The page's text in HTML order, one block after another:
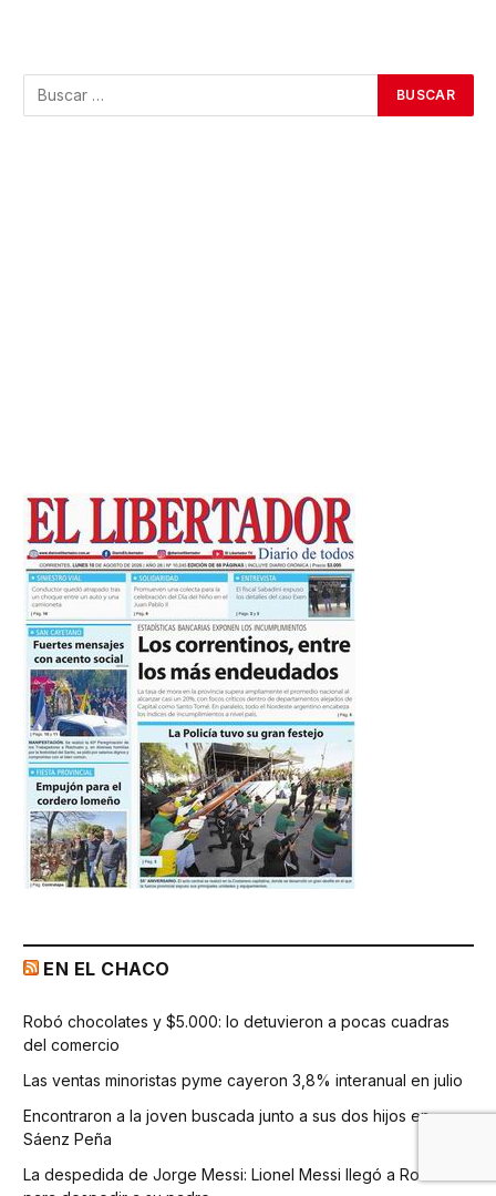
EN EL CHACO
Robó chocolates y $5.000: lo detuvieron a pocas cuadras
del comercio
Las ventas minoristas pyme cayeron 3,8% interanual en julio
Encontraron a la joven buscada junto a sus dos hijos en
Sáenz Peña
La despedida de Jorge Messi: Lionel Messi llegó a Rosario